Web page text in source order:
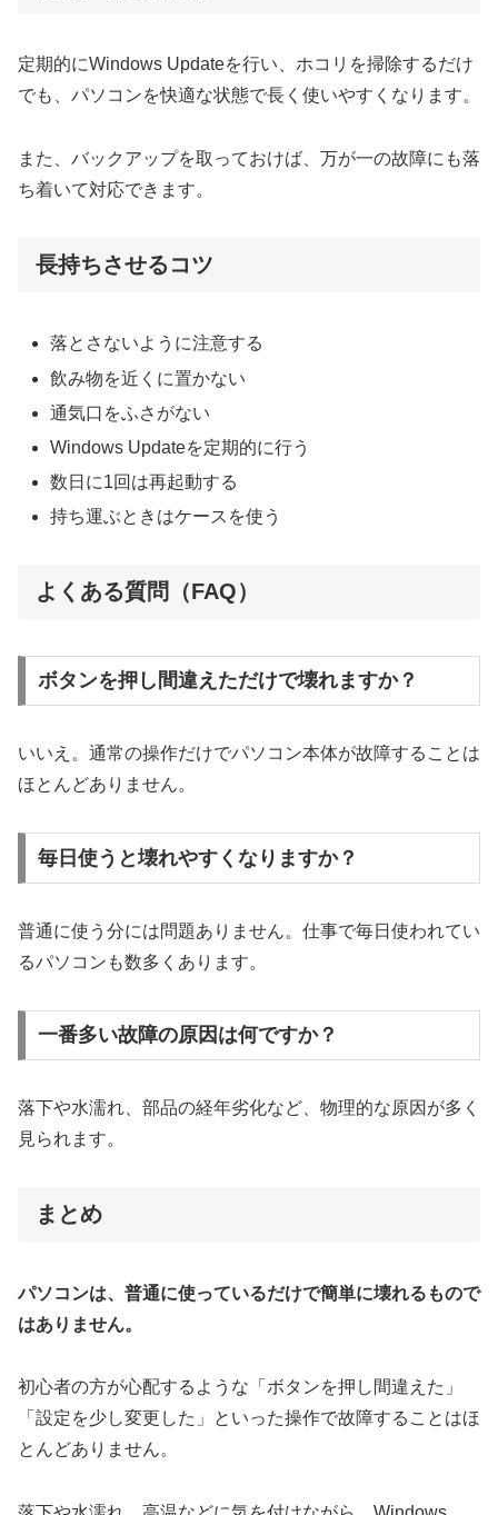
定期的にWindows Updateを行い、ホコリを掃除するだけ
でも、パソコンを快適な状態で長く使いやすくなります。
また、バックアップを取っておけば、万が一の故障にも落
ち着いて対応できます。
長持ちさせるコツ
落とさないように注意する
飲み物を近くに置かない
通気口をふさがない
Windows Updateを定期的に行う
数日に1回は再起動する
持ち運ぶときはケースを使う
よくある質問（FAQ）
ボタンを押し間違えただけで壊れますか？
いいえ。通常の操作だけでパソコン本体が故障することは
ほとんどありません。
毎日使うと壊れやすくなりますか？
普通に使う分には問題ありません。仕事で毎日使われてい
るパソコンも数多くあります。
一番多い故障の原因は何ですか？
落下や水濡れ、部品の経年劣化など、物理的な原因が多く
見られます。
まとめ
パソコンは、普通に使っているだけで簡単に壊れるもので
はありません。
初心者の方が心配するような「ボタンを押し間違えた」
「設定を少し変更した」といった操作で故障することはほ
とんどありません。